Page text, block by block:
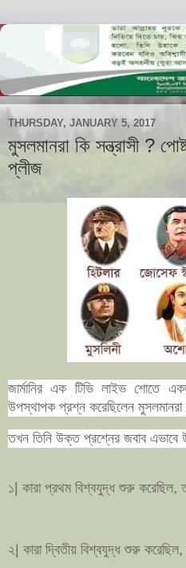
THURSDAY, JANUARY 5, 2017
মুসলমানরা কি সন্ত্রাসী ?
প্লীজ
জার্মানির এক টিভি লাইভ শোতে
উপস্থাপক প্রশ্ন করেছিলেন মুসলমানরা
তখন তিনি উক্ত প্রশ্নের জবাব
১| কারা প্রথম বিশ্বযুদ্ধ শুরু করেছিল,
২| কারা দ্বিতীয় বিশ্বযুদ্ধ শুরু